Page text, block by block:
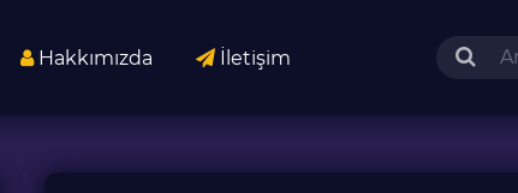
Hakkımızda İletişim